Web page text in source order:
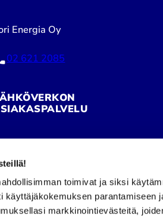
toimivat ja siksi
parantamiseen
markkinointievästeitä,
Energia Oy
02 621 2085
avoinna: